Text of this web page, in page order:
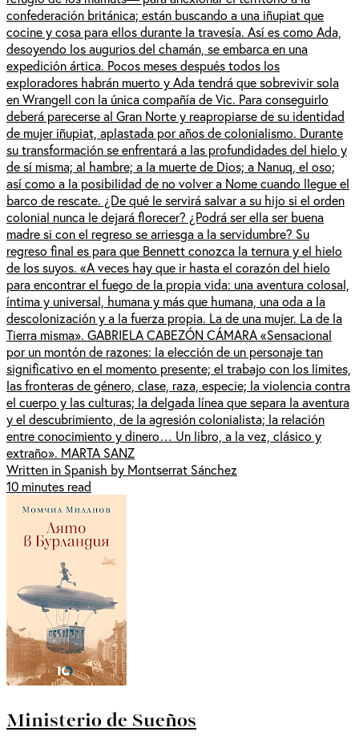
confederación británica; están buscando a una iñupiat que
cocine y cosa para ellos durante la travesía. Así es como Ada,
desoyendo los augurios del chamán, se embarca en una
expedición ártica. Pocos meses después todos los
exploradores habrán muerto y Ada tendrá que sobrevivir sola
en Wrangell con la única compañía de Vic. Para conseguirlo
deberá parecerse al Gran Norte y reapropiarse de su identidad
de mujer iñupiat, aplastada por años de colonialismo. Durante
su transformación se enfrentará a las profundidades del hielo y
de sí misma; al hambre; a la muerte de Dios; a Nanuq, el oso;
así como a la posibilidad de no volver a Nome cuando llegue el
barco de rescate. ¿De qué le servirá salvar a su hijo si el orden
colonial nunca le dejará florecer? ¿Podrá ser ella ser buena
madre si con el regreso se arriesga a la servidumbre? Su
regreso final es para que Bennett conozca la ternura y el hielo
de los suyos. «A veces hay que ir hasta el corazón del hielo
para encontrar el fuego de la propia vida: una aventura colosal,
íntima y universal, humana y más que humana, una oda a la
descolonización y a la fuerza propia. La de una mujer. La de la
Tierra misma». GABRIELA CABEZÓN CÁMARA «Sensacional
por un montón de razones: la elección de un personaje tan
significativo en el momento presente; el trabajo con los límites,
las fronteras de género, clase, raza, especie; la violencia contra
el cuerpo y las culturas; la delgada línea que separa la aventura
y el descubrimiento, de la agresión colonialista; la relación
entre conocimiento y dinero… Un libro, a la vez, clásico y
extraño». MARTA SANZ
Written in Spanish by Montserrat Sánchez
10 minutes read
Ministerio de Sueños